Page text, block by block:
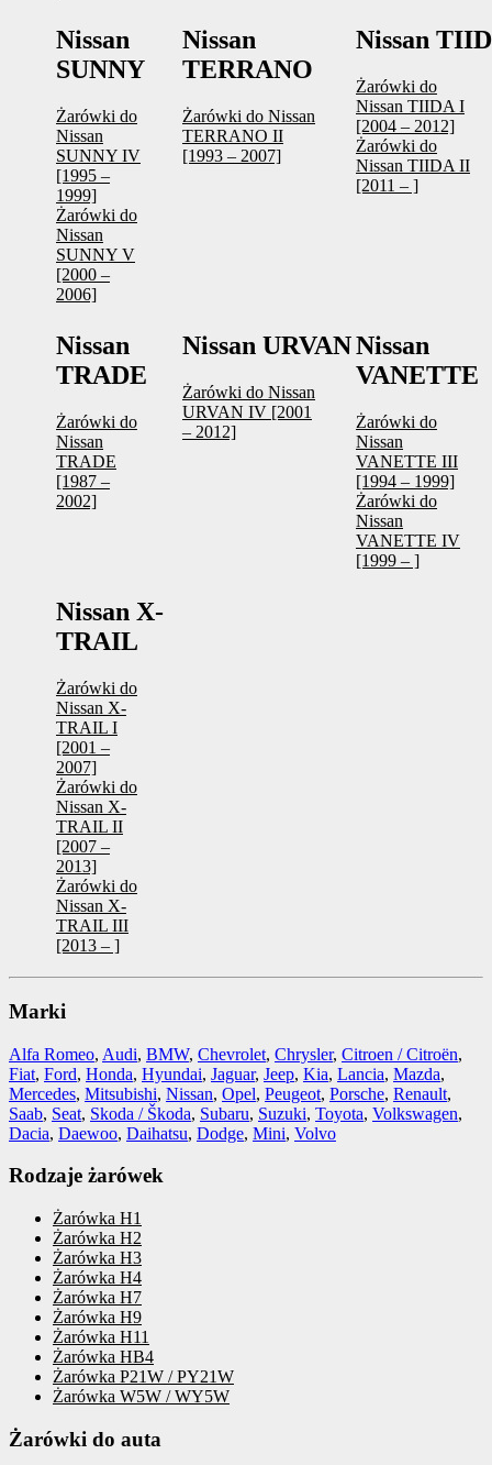
Nissan
SUNNY
Żarówki do
Nissan
SUNNY IV
[1995 –
1999]
Żarówki do
Nissan
SUNNY V
[2000 –
2006]
Nissan
TERRANO
Żarówki do Nissan
TERRANO II
[1993 – 2007]
Nissan
Żarówki do
Nissan TIIDA I
[2004 – 2012]
Żarówki do
Nissan TIIDA II
[2011 – ]
Nissan
TRADE
Żarówki do
Nissan
TRADE
[1987 –
2002]
Nissan URVAN
Żarówki do Nissan
URVAN IV [2001
– 2012]
Nissan
VANETTE
Żarówki do
Nissan
VANETTE III
[1994 – 1999]
Żarówki do
Nissan
VANETTE IV
[1999 – ]
Nissan X-
TRAIL
Żarówki do
Nissan X-
TRAIL I
[2001 –
2007]
Żarówki do
Nissan X-
TRAIL II
[2007 –
2013]
Żarówki do
Nissan X-
TRAIL III
[2013 – ]
Marki
Alfa Romeo, Audi, BMW, Chevrolet, Chrysler, Citroen / Citroën,
Fiat, Ford, Honda, Hyundai, Jaguar, Jeep, Kia, Lancia, Mazda,
Mercedes, Mitsubishi, Nissan, Opel, Peugeot, Porsche, Renault,
Saab, Seat, Skoda / Škoda, Subaru, Suzuki, Toyota, Volkswagen,
Dacia, Daewoo, Daihatsu, Dodge, Mini, Volvo
Rodzaje żarówek
Żarówka H1
Żarówka H2
Żarówka H3
Żarówka H4
Żarówka H7
Żarówka H9
Żarówka H11
Żarówka HB4
Żarówka P21W / PY21W
Żarówka W5W / WY5W
Żarówki do auta